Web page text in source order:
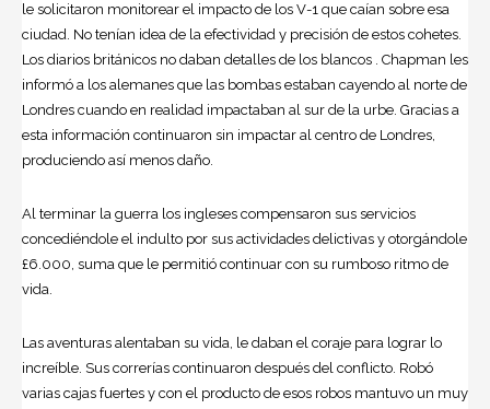
le solicitaron monitorear el impacto de los V-1 que caían sobre esa
ciudad. No tenían idea de la efectividad y precisión de estos cohetes.
Los diarios británicos no daban detalles de los blancos . Chapman les
informó a los alemanes que las bombas estaban cayendo al norte de
Londres cuando en realidad impactaban al sur de la urbe. Gracias a
esta información continuaron sin impactar al centro de Londres,
produciendo así menos daño.
Al terminar la guerra los ingleses compensaron sus servicios
concediéndole el indulto por sus actividades delictivas y otorgándole
£6.000, suma que le permitió continuar con su rumboso ritmo de
vida.
Las aventuras alentaban su vida, le daban el coraje para lograr lo
increíble. Sus correrías continuaron después del conflicto. Robó
varias cajas fuertes y con el producto de esos robos mantuvo un muy